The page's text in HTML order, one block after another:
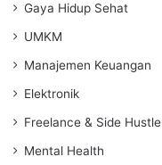
Gaya Hidup Sehat
UMKM
Manajemen Keuangan
Elektronik
Freelance & Side Hustle
Mental Health